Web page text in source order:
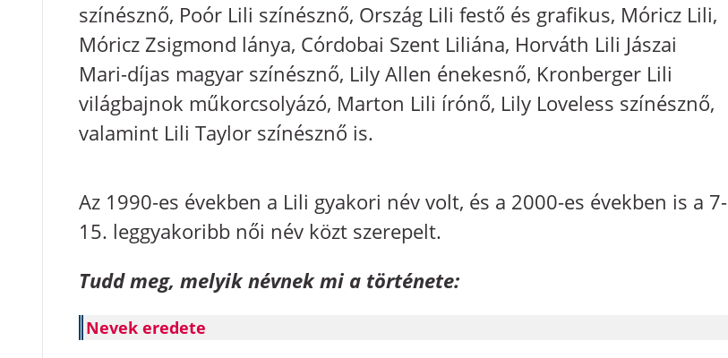
színésznő, Poór Lili színésznő, Ország Lili festő és grafikus, Móricz Lili,
Móricz Zsigmond lánya, Córdobai Szent Liliána, Horváth Lili Jászai
Mari-díjas magyar színésznő, Lily Allen énekesnő, Kronberger Lili
világbajnok műkorcsolyázó, Marton Lili írónő, Lily Loveless színésznő,
valamint Lili Taylor színésznő is.
Az 1990-es években a Lili gyakori név volt, és a 2000-es években is a 7-
15. leggyakoribb női név közt szerepelt.
Tudd meg, melyik névnek mi a története:
Nevek eredete